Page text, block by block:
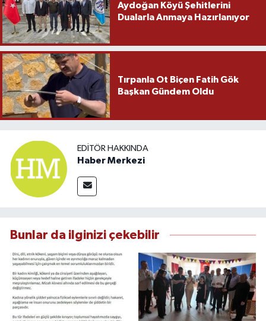
Aydoğan Köyü Şehitlerini
Dualarla Anmaya Hazırlanıyor
Tırpanla Ot Biçen Fatih Gök
Başkan Gündem Oldu
EDITÖR HAKKINDA
Haber Merkezi
Bunlar da ilginizi çekebilir